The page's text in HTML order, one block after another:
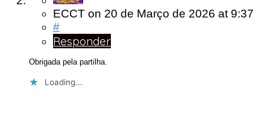
ECCT on 20 de Março de 2026 at 9:37
#
Responder
Obrigada pela partilha.
Loading...